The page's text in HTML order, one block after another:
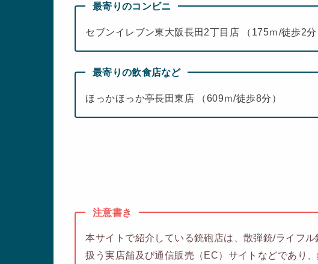
最寄りのコンビニ
セブンイレブン東大阪長田2丁目店 （175ｍ/徒歩2分
最寄りの飲食店など
ほっかほっか亭長田東店 （609ｍ/徒歩8分）
注意書き
本サイトで紹介している銃砲店は、散弾銃/ライフ
扱う実店舗及び通信販売（EC）サイトなどであり